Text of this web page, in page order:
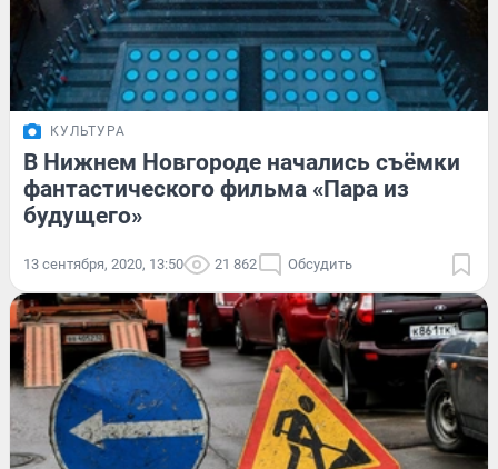
КУЛЬТУРА
В Нижнем Новгороде начались съёмки
фантастического фильма «Пара из
будущего»
13 сентября, 2020, 13:50 21 862 Обсудить